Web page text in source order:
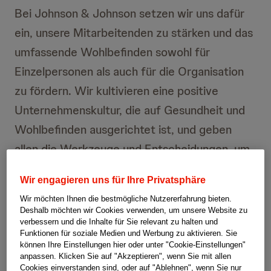
Bei Johnson & Johnson setzen wir uns dafür
ein, unsere Mitarbeitenden zu stärken und das
umfassende Wohlbefinden sowohl für
Einzelpersonen als auch für die Organisation
zu fördern. Wir kultivieren eine positive
Unternehmenskultur, die auf Gesundheit und
Wohlbefinden ausgerichtet ist, und geben
allen die Werkzeuge und Entscheidungen, um
unterstützenden Arbeitsumfeld zu erfüllen.
Unsere innovativen Vorteile sind darauf
ausgelegt, dir und deiner Familie zu helfen,
sich zu entfalten – und sicherzustellen, dass
Wir engagieren uns für Ihre Privatsphäre
Wir möchten Ihnen die bestmögliche Nutzererfahrung bieten.
Deshalb möchten wir Cookies verwenden, um unsere Website zu
verbessern und die Inhalte für Sie relevant zu halten und
Funktionen für soziale Medien und Werbung zu aktivieren. Sie
können Ihre Einstellungen hier oder unter "Cookie-Einstellungen"
anpassen. Klicken Sie auf "Akzeptieren", wenn Sie mit allen
Cookies einverstanden sind, oder auf "Ablehnen", wenn Sie nur